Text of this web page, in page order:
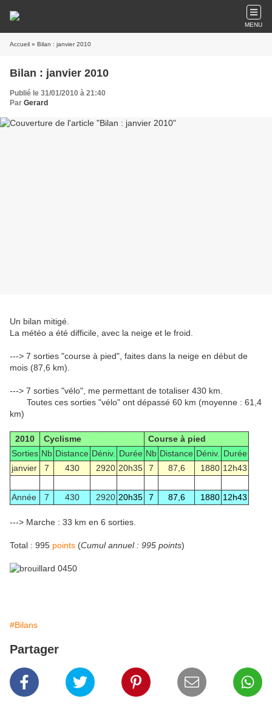
MENU
Accueil » Bilan : janvier 2010
Bilan : janvier 2010
Publié le 31/01/2010 à 21:40
Par Gerard
Un bilan mitigé.
La météo a été difficile, avec la neige et le froid.
---> 7 sorties "course à pied", faites dans la neige en début de
mois (87,6 km).
---> 7 sorties "vélo", me permettant de totaliser 430 km.
Toutes ces sorties "vélo" ont dépassé 60 km (moyenne : 61,4
km)
2010 Cyclisme
Course à pied
Sorties Nb Distance Déniv. Durée Nb Distance Déniv.
Durée
janvier
7 430 2920 20h35 7 87,6 1880 12h43
Année 7 430 2920 20h35 7 87,6 1880 12h43
---> Marche : 33 km en 6 sorties.
Total : 995 points (Cumul annuel : 995 points)
#Bilans
Partager